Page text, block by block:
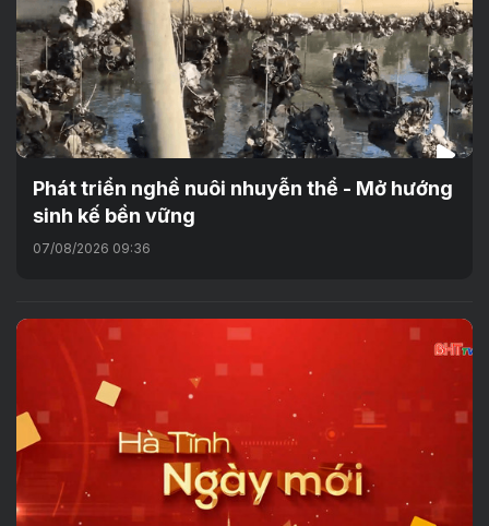
Phát triển nghề nuôi nhuyễn thể - Mở hướng
sinh kế bền vững
07/08/2026 09:36